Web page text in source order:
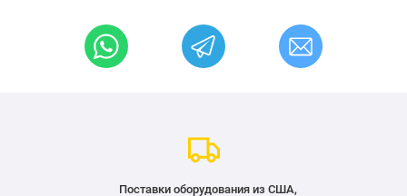
Поставки оборудования из США,